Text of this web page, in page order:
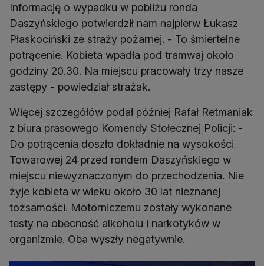
Informację o wypadku w pobliżu ronda
Daszyńskiego potwierdził nam najpierw Łukasz
Płaskociński ze straży pożarnej. - To śmiertelne
potrącenie. Kobieta wpadła pod tramwaj około
godziny 20.30. Na miejscu pracowały trzy nasze
zastępy - powiedział strażak.
Więcej szczegółów podał później Rafał Retmaniak
z biura prasowego Komendy Stołecznej Policji: -
Do potrącenia doszło dokładnie na wysokości
Towarowej 24 przed rondem Daszyńskiego w
miejscu niewyznaczonym do przechodzenia. Nie
żyje kobieta w wieku około 30 lat nieznanej
tożsamości. Motorniczemu zostały wykonane
testy na obecność alkoholu i narkotyków w
organizmie. Oba wyszły negatywnie.